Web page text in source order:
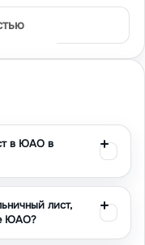
и прозрачность
нам
через
любые задержки в
цены без скрытых
и доступными
в ЮАО в
лист,
ЮАО?